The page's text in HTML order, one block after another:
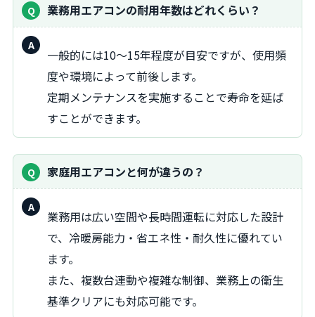
業務用エアコンの耐用年数はどれくらい？
答：
一般的には10〜15年程度が目安ですが、使用頻
度や環境によって前後します。
定期メンテナンスを実施することで寿命を延ば
すことができます。
家庭用エアコンと何が違うの？
答：
業務用は広い空間や長時間運転に対応した設計
で、冷暖房能力・省エネ性・耐久性に優れてい
ます。
また、複数台連動や複雑な制御、業務上の衛生
基準クリアにも対応可能です。